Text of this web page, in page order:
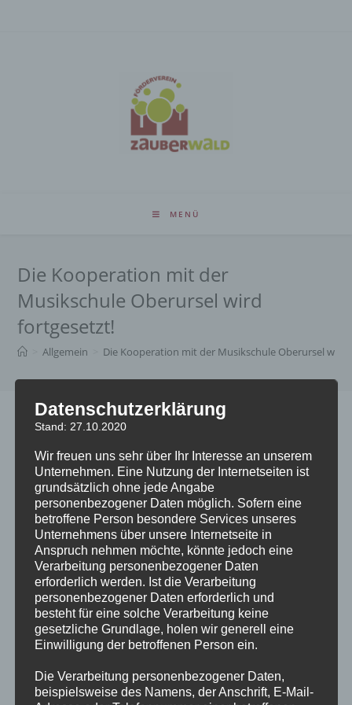
MENÜ
Die Kooperation mit der
Musikschule Oberursel wird
fortgesetzt!
Allgemein Die Kooperation mit der Musikschule Oberursel wird
Musikschule Oberursel im Rahmen der Projekte „Musik für
Mäuse“ und „Musikalische Früherziehung“ unsere Kinder
im Bereich der Krippe und im Kindergarten sehr
erfolgreich zusammengearbeitet, um möglichst vielen
Kindern der Krippe und des Kindergartens der KiTas
Zauberwald eine musikalische Früherziehung angedeihen
zu lassen. Wir freuen uns, dass wir gemeinsam mit der
Musikschule Oberursel auch im Jahr 2023 dieses
wunderbare Projekt fortsetzen können. Der Förderverein
übernimmt auch im Jahr 2023 die Unterrichtskosten
komplett. Der Musikschule Oberursel sagen wir auch im
Namen der Mitarbeiter der KiTa Zauberwald herzlichen
Dank für das Engagement!
Datenschutzerklärung
Stand: 27.10.2020
Wir freuen uns sehr über Ihr Interesse an unserem
Unternehmen. Eine Nutzung der Internetseiten ist
grundsätzlich ohne jede Angabe
personenbezogener Daten möglich. Sofern eine
betroffene Person besondere Services unseres
Unternehmens über unsere Internetseite in
Anspruch nehmen möchte, könnte jedoch eine
Verarbeitung personenbezogener Daten
erforderlich werden. Ist die Verarbeitung
personenbezogener Daten erforderlich und
besteht für eine solche Verarbeitung keine
gesetzliche Grundlage, holen wir generell eine
Einwilligung der betroffenen Person ein.
Die Verarbeitung personenbezogener Daten,
beispielsweise des Namens, der Anschrift, E-Mail-